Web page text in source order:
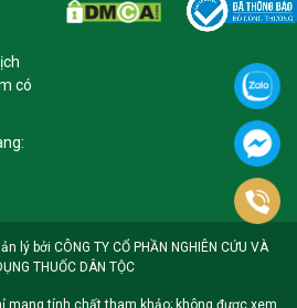
có
lý bởi CÔNG TY CỔ PHẦN NGHIÊN CỨU VÀ
THUỐC DÂN TỘC
mang tính chất tham khảo; không được xem